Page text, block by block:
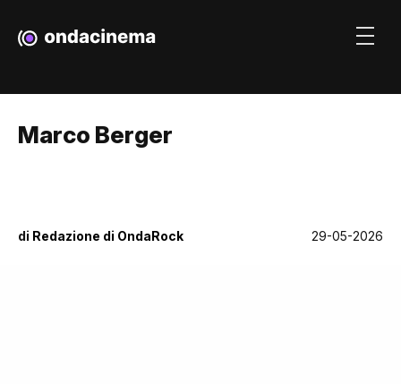
Marco Berger
di Redazione di OndaRock 29-05-2026